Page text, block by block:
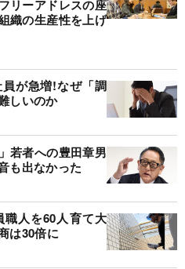
リーアドレスの座
織の生産性を上げ
が急増!なぜ「調
しいのか
若者への豊田章男
も出なかった
人を60人育て大
は30倍に